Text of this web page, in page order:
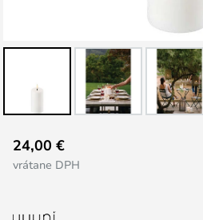
na
začiatok
obrázkov
24,00 €
vrátane DPH